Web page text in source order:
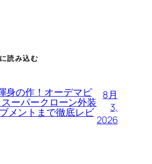
読み込む
身の作！オーデマピ
ーパークローン外装
メントまで徹底レビ
8月
3,
2026